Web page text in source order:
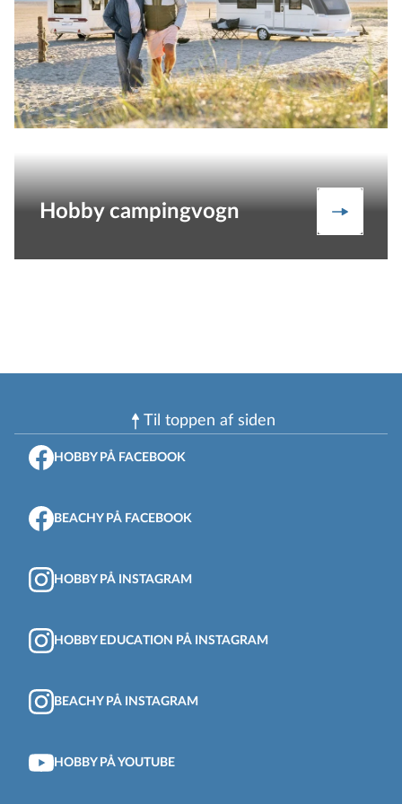
Hobby campingvogn
Til toppen af ​​siden
HOBBY PÅ FACEBOOK
BEACHY PÅ FACEBOOK
HOBBY PÅ INSTAGRAM
HOBBY EDUCATION PÅ INSTAGRAM
BEACHY PÅ INSTAGRAM
HOBBY PÅ YOUTUBE